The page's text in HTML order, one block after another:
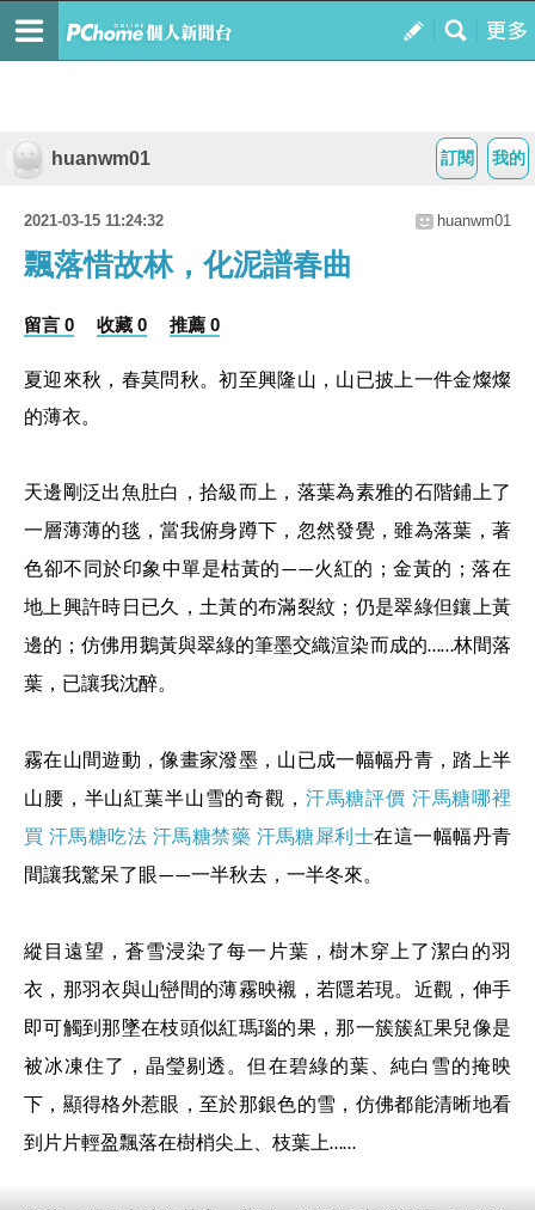
我的
訂閱
huanwm01
2021-03-15 11:24:32 huanwm01
飄落惜故林，化泥譜春曲
留言 0 收藏 0 推薦 0
夏迎來秋，春莫問秋。初至興隆山，山已披上一件金燦燦
的薄衣。
天邊剛泛出魚肚白，拾級而上，落葉為素雅的石階鋪上了
一層薄薄的毯，當我俯身蹲下，忽然發覺，雖為落葉，著
色卻不同於印象中單是枯黃的——火紅的；金黃的；落在
地上興許時日已久，土黃的布滿裂紋；仍是翠綠但鑲上黃
邊的；仿佛用鵝黃與翠綠的筆墨交織渲染而成的……林間落
葉，已讓我沈醉。
霧在山間遊動，像畫家潑墨，山已成一幅幅丹青，踏上半
山腰，半山紅葉半山雪的奇觀， 汗馬糖評價 汗馬糖哪裡
買 汗馬糖吃法 汗馬糖禁藥 汗馬糖犀利士在這一幅幅丹青
間讓我驚呆了眼——一半秋去，一半冬來。
縱目遠望，蒼雪浸染了每一片葉，樹木穿上了潔白的羽
衣，那羽衣與山巒間的薄霧映襯，若隱若現。近觀，伸手
即可觸到那墜在枝頭似紅瑪瑙的果，那一簇簇紅果兒像是
被冰凍住了，晶瑩剔透。但在碧綠的葉、純白雪的掩映
下，顯得格外惹眼，至於那銀色的雪，仿佛都能清晰地看
到片片輕盈飄落在樹梢尖上、枝葉上……